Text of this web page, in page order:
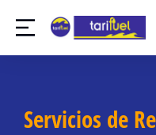
Servicios de